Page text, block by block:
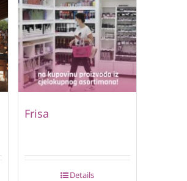
Frisa
Details